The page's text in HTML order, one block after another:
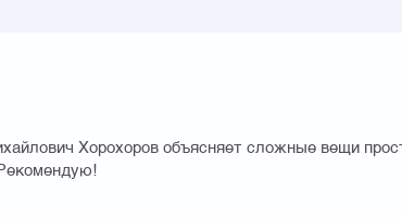
Хорохоров объясняет сложные вещи